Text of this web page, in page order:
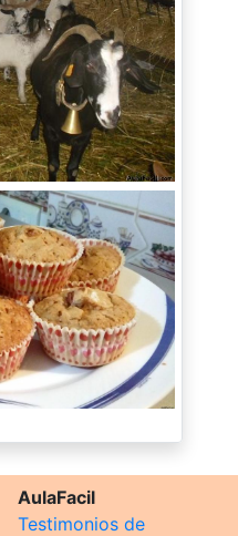
AulaFacil
Testimonios de